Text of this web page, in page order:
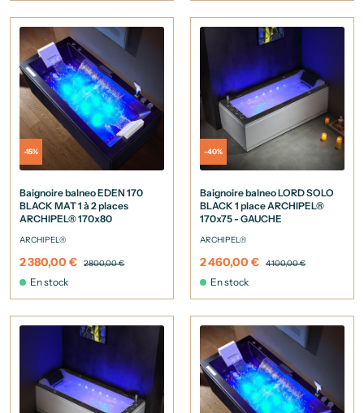
-15%
Baignoire balneo EDEN 170
BLACK MAT 1 à 2 places
ARCHIPEL® 170x80
ARCHIPEL®
2 380,00 € 2 800,00 €
En stock
-40%
Baignoire balneo LORD SOLO
BLACK 1 place ARCHIPEL®
170x75 - GAUCHE
ARCHIPEL®
2 460,00 € 4 100,00 €
En stock